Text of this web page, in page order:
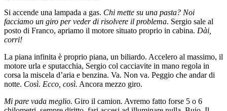
Si accende una lampada a gas. Chi mette su una pasta? Noi
facciamo un giro per veder di risolvere il problema. Sergio sale al
posto di Franco, apriamo il motore situato proprio in cabina. Dài,
corri!
La piana infinita è proprio piana, un biliardo. Accelero al massimo, il
motore urla e sputacchia, Sergio col cacciavite in mano regola in
corsa la miscela d’aria e benzina. Va. Non va. Peggio che andar di
notte. Così. Ecco, così. Ancora mezzo giro.
Mi pare vada meglio. Giro il camion. Avremo fatto forse 5 o 6